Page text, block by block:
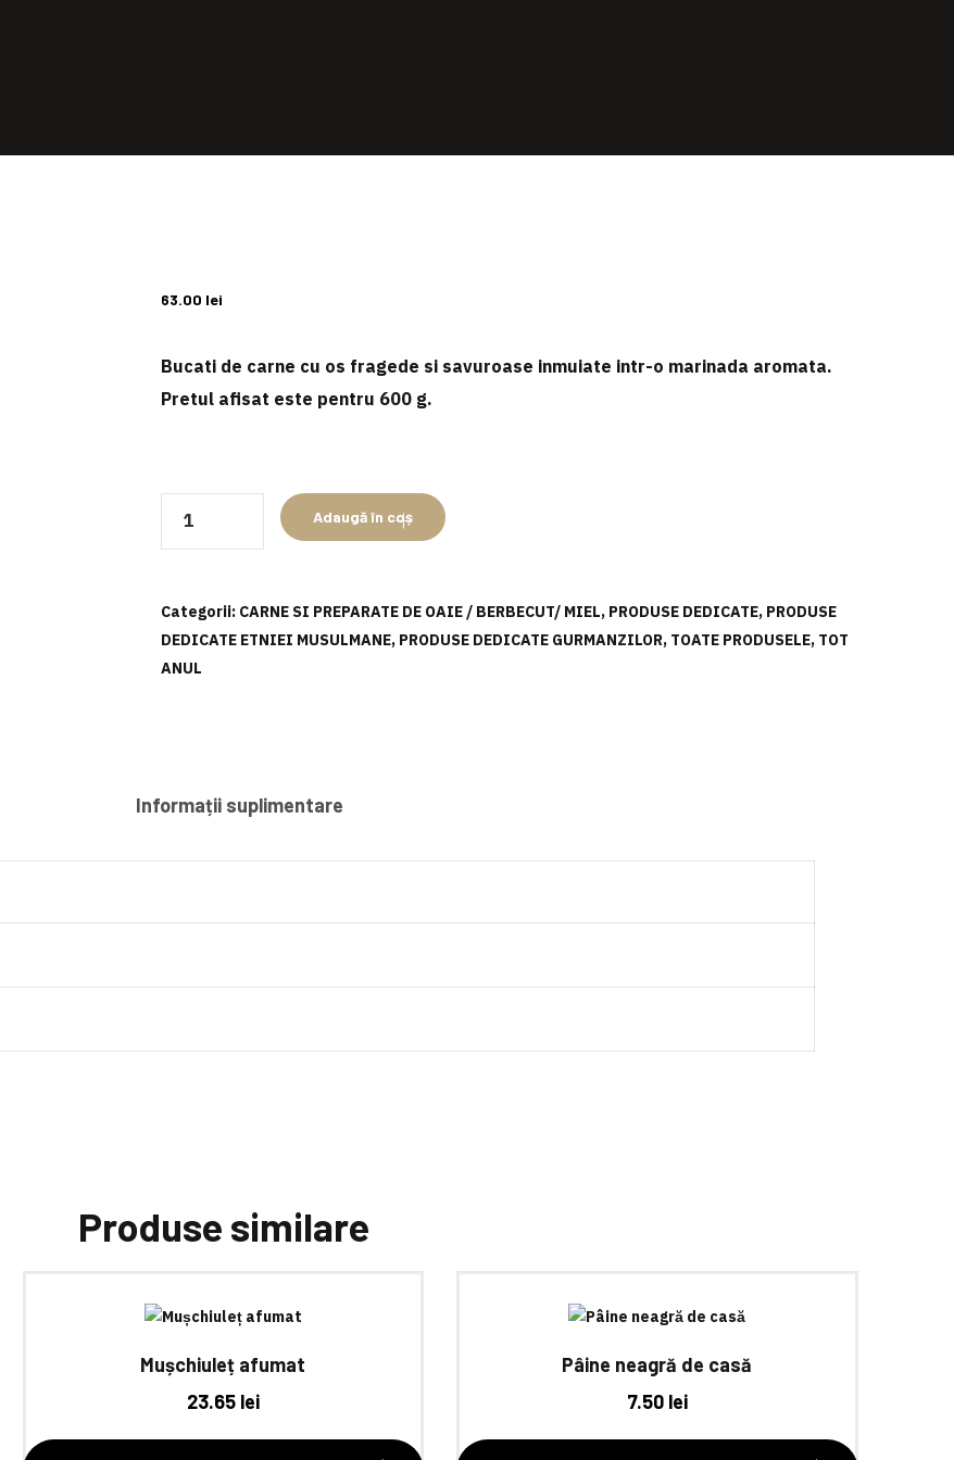
63.00 lei
Bucati de carne cu os fragede si savuroase inmuiate intr-o marinada aromata.
Pretul afisat este pentru 600 g.
Cotlete
marinate
Adaugă în coș
Categorii:CARNE SI PREPARATE DE OAIE / BERBECUT/ MIEL,PRODUSE DEDICATE,PRODUSE
DEDICATE ETNIEI MUSULMANE,PRODUSE DEDICATE GURMANZILOR,TOATE PRODUSELE,TOT
ANUL
Informații suplimentare
Produse similare
Mușchiuleț afumat
23.65 lei
Pâine neagră de casă
7.50 lei